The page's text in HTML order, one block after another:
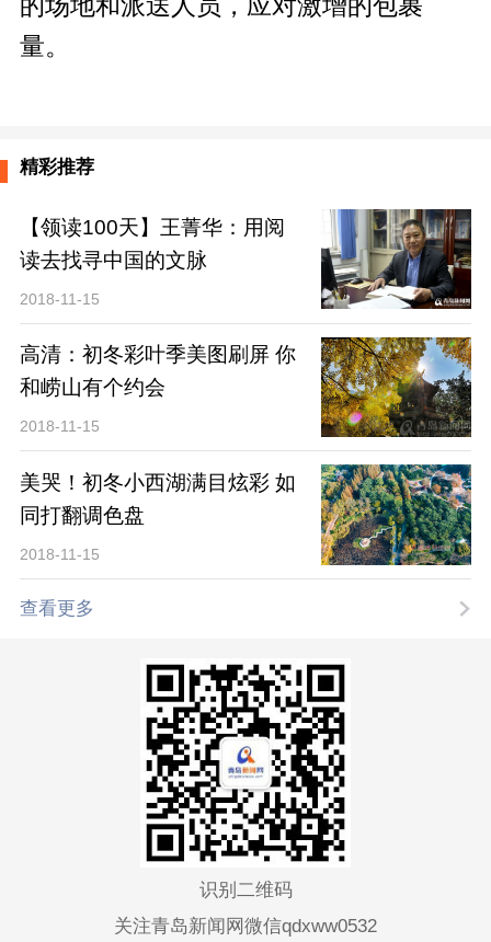
的场地和派送人员，应对激增的包裹
量。
精彩推荐
【领读100天】王菁华：用阅
读去找寻中国的文脉
2018-11-15
高清：初冬彩叶季美图刷屏 你
和崂山有个约会
2018-11-15
美哭！初冬小西湖满目炫彩 如
同打翻调色盘
2018-11-15
查看更多
识别二维码
关注青岛新闻网微信qdxww0532